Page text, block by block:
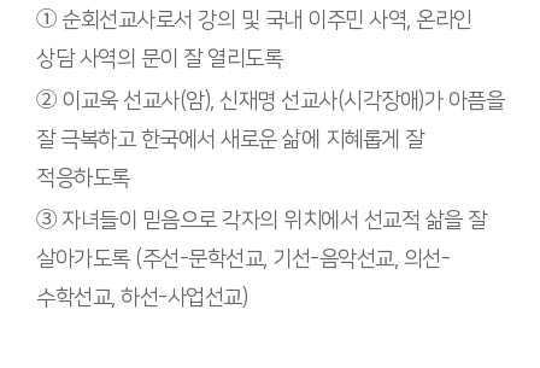
① 순회선교사로서 강의 및 국내 이주민 사역, 온라인
상담 사역의 문이 잘 열리도록
② 이교욱 선교사(암), 신재명 선교사(시각장애)가 아픔을
잘 극복하고 한국에서 새로운 삶에 지혜롭게 잘
적응하도록
③ 자녀들이 믿음으로 각자의 위치에서 선교적 삶을 잘
살아가도록 (주선-문학선교, 기선-음악선교, 의선-
수학선교, 하선-사업선교)